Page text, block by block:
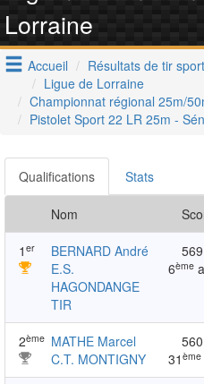
Lorraine
Accueil Résultats de tir
Ligue de Lorraine
Championnat régional 25m/
Pistolet Sport 22 LR 25m -
Qualifications Stats
Nom
1 er
BERNARD André
E.S.
HAGONDANGE
TIR
569
6ème
2ème MATHE Marcel
C.T. MONTIGNY
560
31 ème